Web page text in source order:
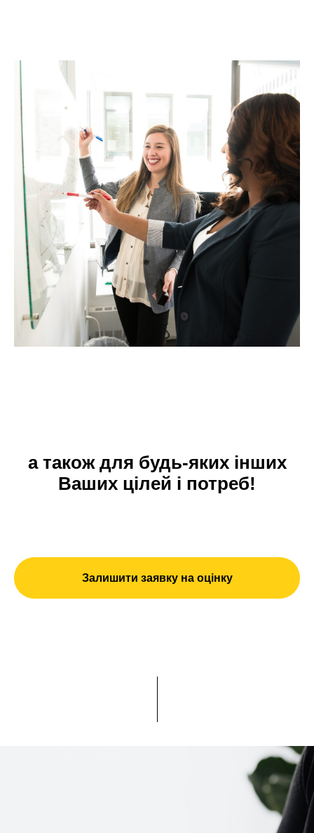
а також для будь-яких інших
Ваших цілей і потреб!
Залишити заявку на оцінку